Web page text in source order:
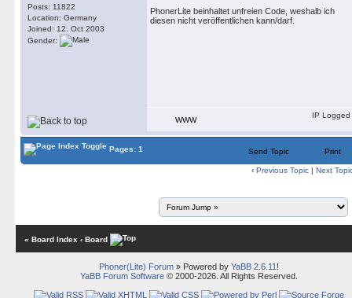
Posts: 11822
Location: Germany
Joined: 12. Oct 2003
Gender:
PhonerLite beinhaltet unfreien Code, weshalb ich
diesen nicht veröffentlichen kann/darf.
WWW
IP Logged
Pages: 1 Send Topic Print
‹ Previous Topic | Next
« Board Index ‹ Board
Phoner(Lite) Forum» Powered by YaBB 2.6.11 !
YaBB Forum Software© 2000-2026. All Rights Reserved.